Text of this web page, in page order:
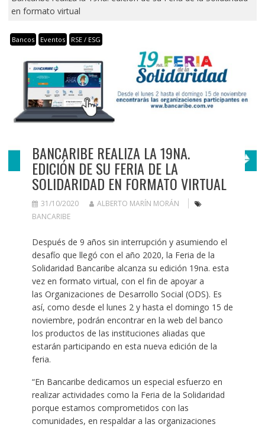
en formato virtual
Bancos Eventos RSE / ESG
BANCARIBE REALIZA LA 19NA.
EDICIÓN DE SU FERIA DE LA
SOLIDARIDAD EN FORMATO VIRTUAL
31/10/2020
ALBERTO MARÍN MORÁN
BANCARIBE
Después de 9 años sin interrupción y asumiendo el
desafío que llegó con el año 2020, la Feria de la
Solidaridad Bancaribe alcanza su edición 19na. esta
vez en formato virtual, con el fin de apoyar a
las Organizaciones de Desarrollo Social (ODS). Es
así, como desde el lunes 2 y hasta el domingo 15 de
noviembre, podrán encontrar en la web del banco
los productos de las instituciones aliadas que
estarán participando en esta nueva edición de la
feria.
“En Bancaribe dedicamos un especial esfuerzo en
realizar actividades como la Feria de la Solidaridad
porque estamos comprometidos con las
comunidades, en respaldar a las organizaciones